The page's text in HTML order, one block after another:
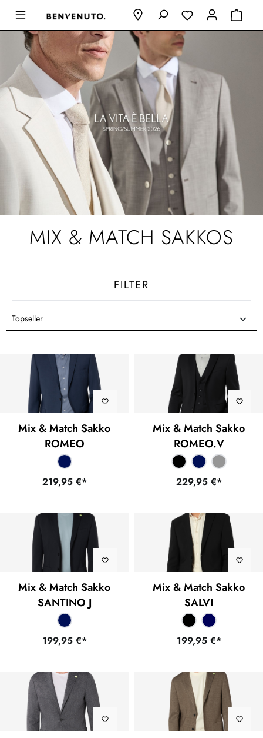
MIX & MATCH SAKKOS
FILTER
Mix & Match Sakko
ROMEO
219,95 €*
Mix & Match Sakko
ROMEO.V
229,95 €*
Mix & Match Sakko
SANTINO J
199,95 €*
Mix & Match Sakko
SALVI
199,95 €*